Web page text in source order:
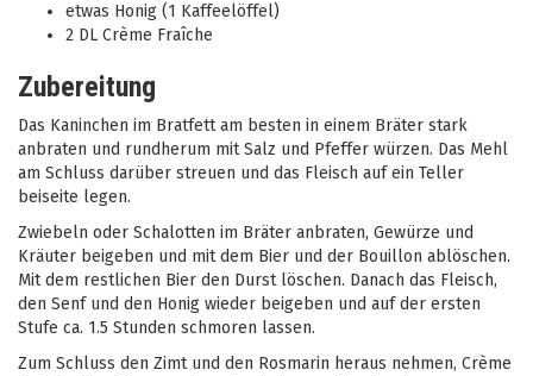
etwas Honig (1 Kaffeelöffel)
2 DL Crème Fraîche
Zubereitung
Das Kaninchen im Bratfett am besten in einem Bräter stark
anbraten und rundherum mit Salz und Pfeffer würzen. Das Mehl
am Schluss darüber streuen und das Fleisch auf ein Teller
beiseite legen.
Zwiebeln oder Schalotten im Bräter anbraten, Gewürze und
Kräuter beigeben und mit dem Bier und der Bouillon ablöschen.
Mit dem restlichen Bier den Durst löschen. Danach das Fleisch,
den Senf und den Honig wieder beigeben und auf der ersten
Stufe ca. 1.5 Stunden schmoren lassen.
Zum Schluss den Zimt und den Rosmarin heraus nehmen, Crème